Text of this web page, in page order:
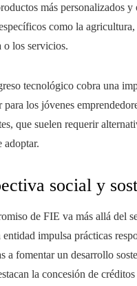
más personalizados y
como la
o los servicios.
tecnológico cobra una
para los jóvenes
que suelen requerir
adoptar.
social y
de FIE va más allá del
entidad impulsa prácticas
a fomentar un desarrollo
la concesión de